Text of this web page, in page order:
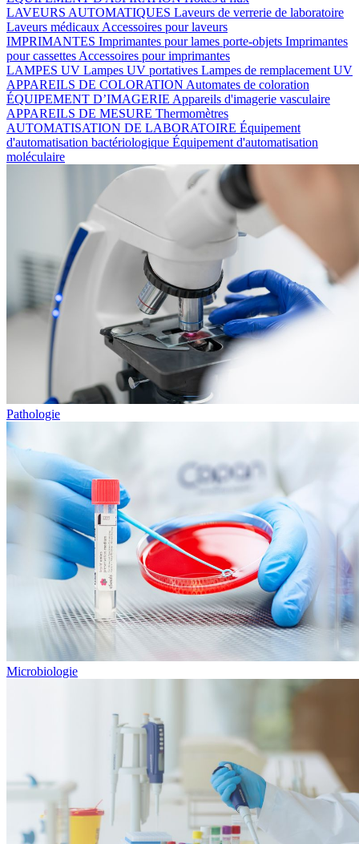
LAVEURS AUTOMATIQUES Laveurs de verrerie de laboratoire
Laveurs médicaux Accessoires pour laveurs
IMPRIMANTES Imprimantes pour lames porte-objets Imprimantes
pour cassettes Accessoires pour imprimantes
LAMPES UV Lampes UV portatives Lampes de remplacement UV
APPAREILS DE COLORATION Automates de coloration
ÉQUIPEMENT D’IMAGERIE Appareils d'imagerie vasculaire
APPAREILS DE MESURE Thermomètres
AUTOMATISATION DE LABORATOIRE Équipement
d'automatisation bactériologique Équipement d'automatisation
moléculaire
Pathologie
Microbiologie